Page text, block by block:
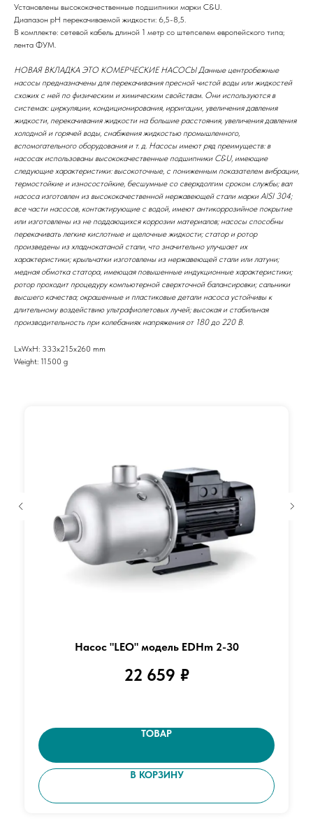
Установлены высококачественные подшипники марки C&U.
Диапазон рН перекачиваемой жидкости: 6,5-8,5.
В комплекте: сетевой кабель длиной 1 метр со штепселем европейского типа;
лента ФУМ.
НОВАЯ ВКЛАДКА ЭТО КОМЕРЧЕСКИЕ НАСОСЫ Данные центробежные
насосы предназначены для перекачивания пресной чистой воды или жидкостей
схожих с ней по физическим и химическим свойствам. Они используются в
системах: циркуляции, кондиционирования, ирригации, увеличения давления
жидкости, перекачивания жидкости на большие расстояния, увеличения давления
холодной и горячей воды, снабжения жидкостью промышленного,
вспомогательного оборудования и т. д. Насосы имеют ряд преимуществ: в
насосах использованы высококачественные подшипники C&U, имеющие
следующие характеристики: высокоточные, с пониженным показателем вибрации,
термостойкие и износостойкие, бесшумные со сверхдолгим сроком службы; вал
насоса изготовлен из высококачественной нержавеющей стали марки AISI 304;
все части насосов, контактирующие с водой, имеют антикоррозийное покрытие
или изготовлены из не поддающихся коррозии материалов; насосы способны
перекачивать легкие кислотные и щелочные жидкости; статор и ротор
произведены из хладнокатаной стали, что значительно улучшает их
характеристики; крыльчатки изготовлены из нержавеющей стали или латуни;
медная обмотка статора, имеющая повышенные индукционные характеристики;
ротор проходит процедуру компьютерной сверхточной балансировки; сальники
высшего качества; окрашенные и пластиковые детали насоса устойчивы к
длительному воздействию ультрафиолетовых лучей; высокая и стабильная
производительность при колебаниях напряжения от 180 до 220 В.
LxWxH: 333x215x260 mm
Weight: 11500 g
Насос "LEO" модель EDHm 2-30
22 659 ₽
ТОВАР
В КОРЗИНУ